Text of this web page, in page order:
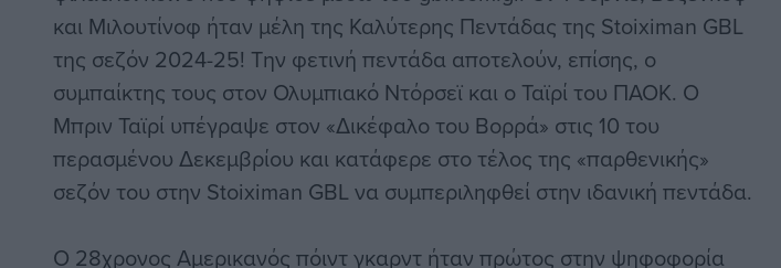
και Μιλουτίνοφ ήταν μέλη της Καλύτερης Πεντάδας της Stoiximan GBL
της σεζόν 2024-25! Την φετινή πεντάδα αποτελούν, επίσης, ο
συμπαίκτης τους στον Ολυμπιακό Ντόρσεϊ και ο Ταϊρί του ΠΑΟΚ. Ο
Μπριν Ταϊρί υπέγραψε στον «Δικέφαλο του Βορρά» στις 10 του
περασμένου Δεκεμβρίου και κατάφερε στο τέλος της «παρθενικής»
σεζόν του στην Stoiximan GBL να συμπεριληφθεί στην ιδανική πεντάδα.
O 28χρονος Αμερικανός πόιντ γκαρντ ήταν πρώτος στην ψηφοφορία